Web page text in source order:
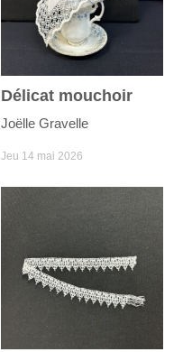
Délicat mouchoir
Joëlle Gravelle
Jeu 14 mai 2026